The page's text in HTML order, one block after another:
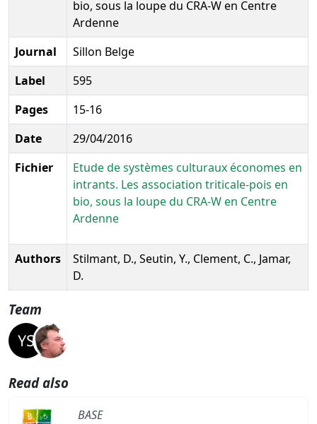
bio, sous la loupe du CRA-W en Centre
Ardenne
Journal
Sillon Belge
Label
595
Pages
15-16
Date
29/04/2016
Fichier
Etude de systèmes culturaux économes en
intrants. Les association triticale-pois en
bio, sous la loupe du CRA-W en Centre
Ardenne
Authors
Stilmant, D., Seutin, Y., Clement, C., Jamar,
D.
Team
Read also
BASE